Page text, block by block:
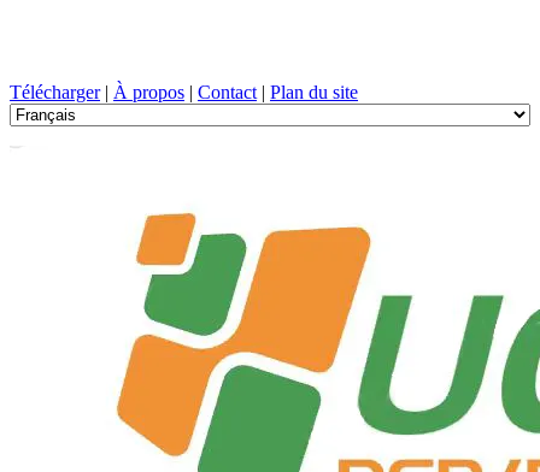
Télécharger| À propos | Contact | Plan du site